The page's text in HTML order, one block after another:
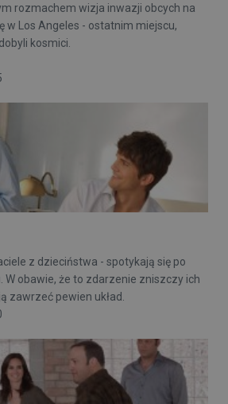
rozmachem wizja inwazji obcych na
w Los Angeles - ostatnim miejscu,
kosmici.
z dzieciństwa - spotykają się po
W obawie, że to zdarzenie zniszczy ich
zawrzeć pewien układ.